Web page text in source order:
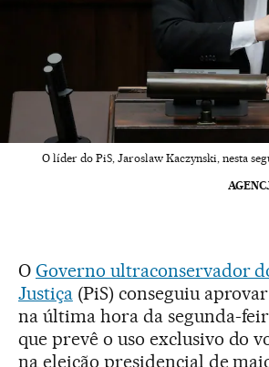
O líder do PiS, Jaroslaw Kaczynski, nesta
O Governo ultraconservador
Justiça(PiS) conseguiu
na última hora da segunda-
que prevê o uso exclusivo do
na eleição presidencial de